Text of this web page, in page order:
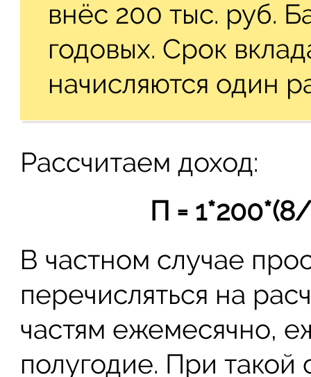
внёс 200 тыс. руб.
годовых. Срок
начисляются один
Рассчитаем доход:
П =
В частном случае
перечисляться на
частям ежемесячно,
полугодие. При